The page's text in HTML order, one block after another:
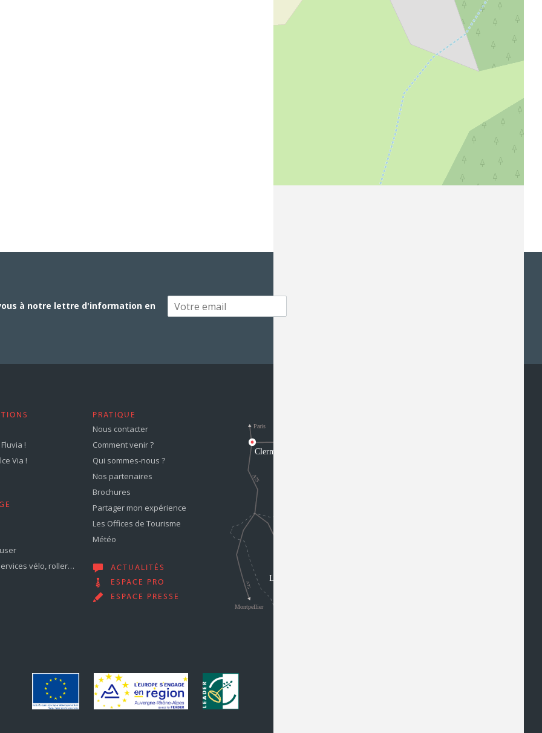
à notre lettre d'information en
!
Via !
vélo, roller…
PRATIQUE
Nous contacter
Comment venir ?
Qui sommes-nous ?
Nos partenaires
Brochures
Partager mon expérience
Les Offices de Tourisme
Météo
ACTUALITÉS
ESPACE PRO
ESPACE PRESSE